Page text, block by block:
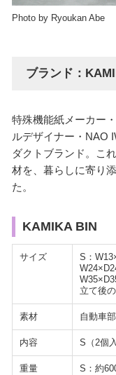
Photo by Ryoukan Abe
ブランド：
特殊機能紙メーカー
ルデザイナー・NAO
ダクトブランド。こ
材を、暮らしに寄り
た。
KAMIKA BIN
サイズ
S：
立て後
素材 自動車
内容 S（2個
重量 S：約